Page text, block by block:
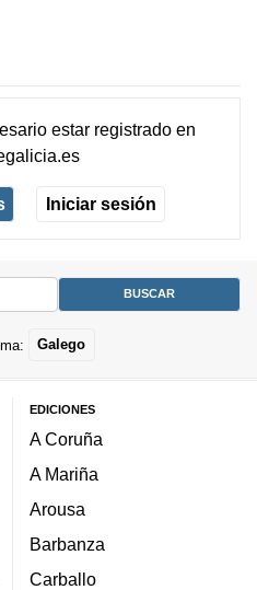
estar registradoen
Iniciar sesión
Galego
EDICIONES
A Coruña
A Mariña
Arousa
Barbanza
Carballo